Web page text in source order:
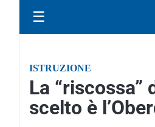
☰
ISTRUZIONE
La
scelto è